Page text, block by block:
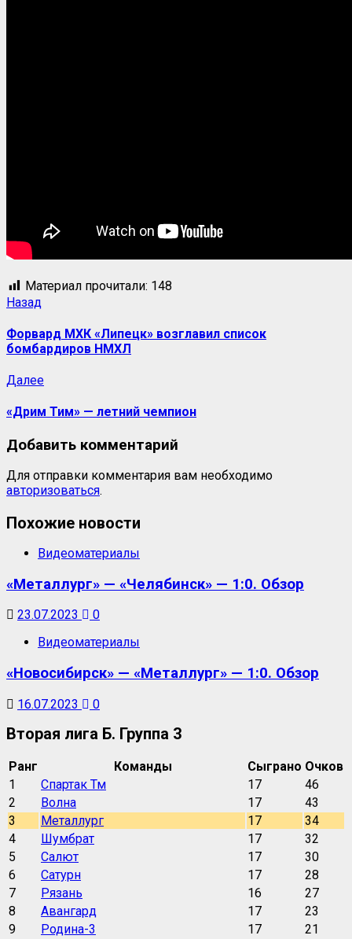
Материал прочитали: 148
Назад
Форвард МХК «Липецк» возглавил список
бомбардиров НМХЛ
Далее
«Дрим Тим» — летний чемпион
Добавить комментарий
Для отправки комментария вам необходимо
авторизоваться.
Похожие новости
Видеоматериалы
«Металлург» — «Челябинск» — 1:0. Обзор
23.07.2023
0
Видеоматериалы
«Новосибирск» — «Металлург» — 1:0. Обзор
16.07.2023 0
Вторая лига Б. Группа 3
Ранг Команды Сыграно Очков
1
Спартак Тм 17
46
2
Волна 17
43
3
Металлург 17
34
4
Шумбрат 17
32
5
Салют 17
30
6
Сатурн 17
28
7
Рязань 16
27
8
Авангард 17
23
9
Родина-3 17
21